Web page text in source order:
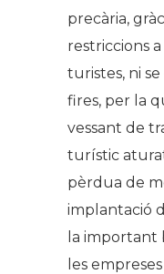
precària,
restriccions
turistes, ni
fires, per la
vessant de
turístic
pèrdua de
implantació
la important
les